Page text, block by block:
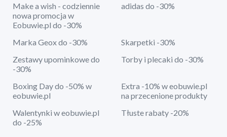
Make a wish - codziennie
nowa promocja w
Eobuwie.pl do -30%
adidas do -30%
Marka Geox do -30%
Skarpetki -30%
Zestawy upominkowe do
-30%
Torby i plecaki do -30%
Boxing Day do -50% w
eobuwie.pl
Extra -10% w eobuwie.pl
na przecenione produkty
Walentynki w eobuwie.pl
do -25%
Tłuste rabaty -20%